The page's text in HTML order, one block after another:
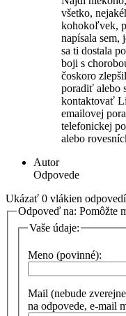
všetko,
kohokoľvek,
napísala sem,
sa ti dostala
boji s
čoskoro
poradiť alebo
kontaktovať
emailovej
telefonickej
alebo
Autor
Odpovede
Ukázať 0 vlákien odpovedí
Odpoveď na: Pomôžte
Vaše údaje:
Meno (povinné):
Mail (nebude
na odpovede, e-mail